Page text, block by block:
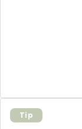
Tip